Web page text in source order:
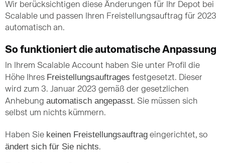
Wir berücksichtigen diese Änderungen für Ihr Depot bei
Scalable und passen Ihren Freistellungsauftrag für 2023
automatisch an.
So funktioniert die automatische Anpassung
In Ihrem Scalable Account haben Sie unter Profil die
Höhe Ihres Freistellungsauftrages festgesetzt. Dieser
wird zum 3. Januar 2023 gemäß der gesetzlichen
Anhebung automatisch angepasst. Sie müssen sich
selbst um nichts kümmern.
Haben Sie keinen Freistellungsauftrag eingerichtet, so
ändert sich für Sie nichts.